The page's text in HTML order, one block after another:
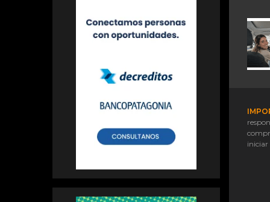
iniciar